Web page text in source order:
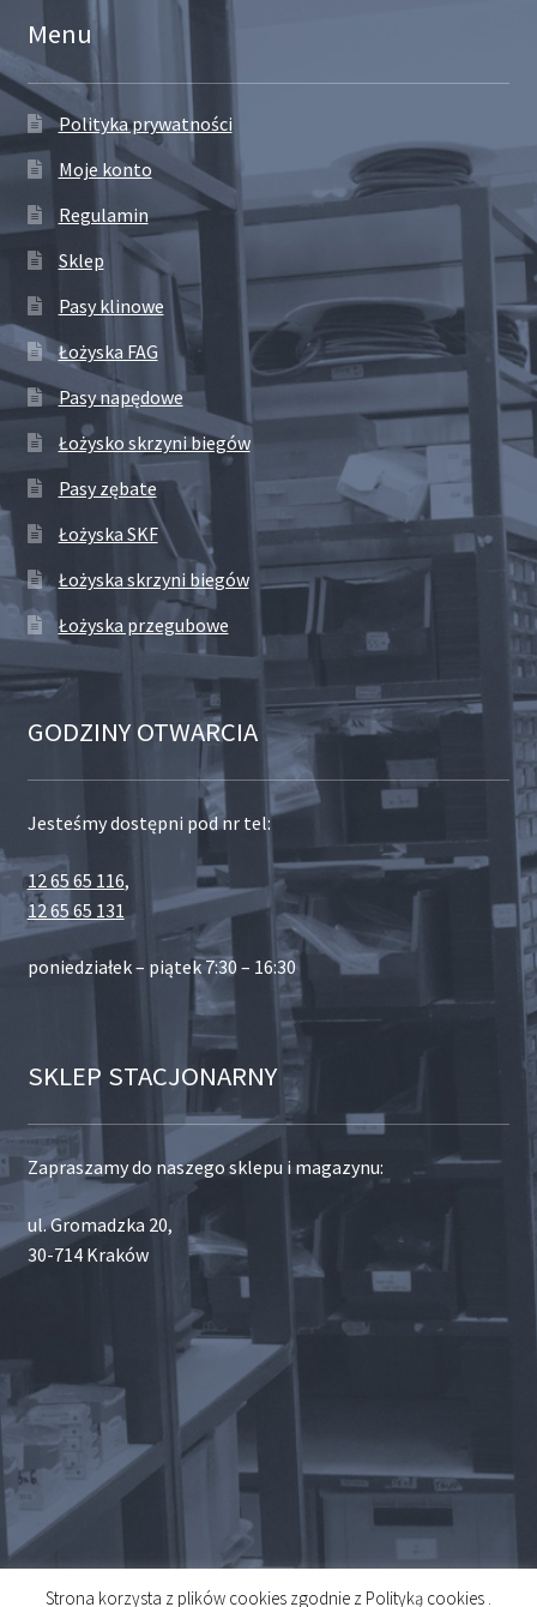
Menu
Polityka prywatności
Moje konto
Regulamin
Sklep
Pasy klinowe
Łożyska FAG
Pasy napędowe
Łożysko skrzyni biegów
Pasy zębate
Łożyska SKF
Łożyska skrzyni biegów
Łożyska przegubowe
GODZINY OTWARCIA
Jesteśmy dostępni pod nr tel:
12 65 65 116,
12 65 65 131
poniedziałek – piątek 7:30 – 16:30
SKLEP STACJONARNY
Zapraszamy do naszego sklepu i magazynu:
ul. Gromadzka 20,
30-714 Kraków
Strona korzysta z plików cookies zgodnie z Polityką cookies .